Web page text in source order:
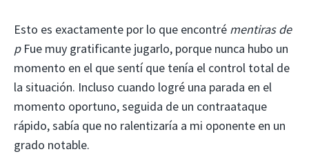
Esto es exactamente por lo que encontré mentiras de
pFue muy gratificante jugarlo, porque nunca hubo un
momento en el que sentí que tenía el control total de
la situación. Incluso cuando logré una parada en el
momento oportuno, seguida de un contraataque
rápido, sabía que no ralentizaría a mi oponente en un
grado notable.